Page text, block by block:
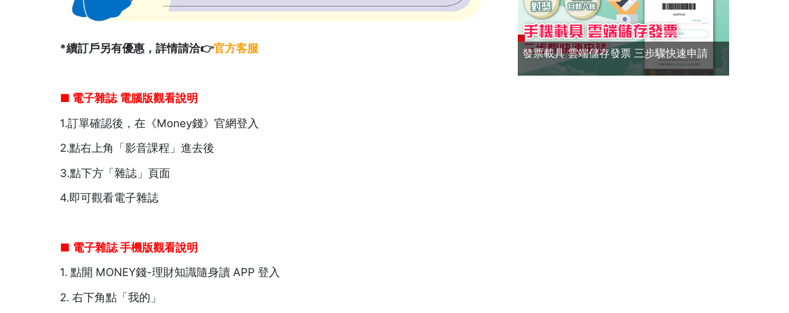
*續訂戶另有優惠，詳情請洽👉官方客服
■ 電子雜誌 電腦版觀看說明
1.訂單確認後，在 《Money錢》官網登入
2.點右上角「影音課程」進去後
3.點下方「雜誌」頁面
4.即可觀看電子雜誌
■ 電子雜誌 手機版觀看說明
1. 點開 MONEY錢-理財知識隨身讀 APP 登入
2. 右下角點「我的」
發票載具 雲端儲存發票 三步驟快速申請